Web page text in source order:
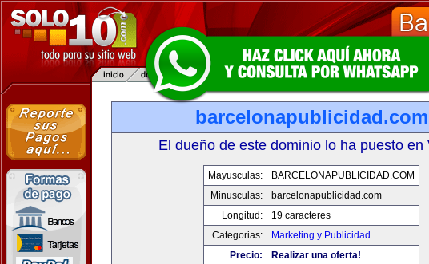
barcelonapublicidad.com
El dueño de este dominio lo ha puesto en
Mayusculas:
BARCELONAPUBLICIDAD.COM
Minusculas:
barcelonapublicidad.com
Longitud:
19 caracteres
Categorias:
Marketing y Publicidad
Precio:
Realizar una oferta!